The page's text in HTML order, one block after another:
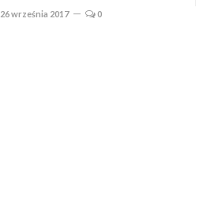
26 września 2017 0